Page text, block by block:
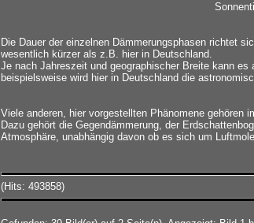
Die Dauer der einzelnen Dämmerungsphasen richtet
wesentlich kürzer als z.B. hier in Deutschland.
Je nach Jahreszeit und geographischer Breite kann
beispielsweise wird hier in Deutschland die
Viele anderen, hier vorgestellten Phänomene gehören
Dazu gehört die Gegendämmerung, der
Atmosphäre, unabhängig davon ob es sich um
(Hits: 493858)